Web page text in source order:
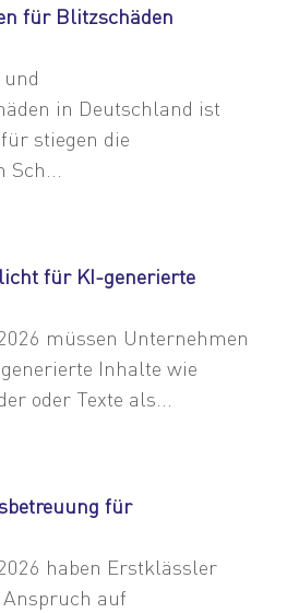
für Blitzschäden
in Deutschland ist
stiegen die
für KI-generierte
müssen Unternehmen
Inhalte wie
oder Texte als...
für
haben Erstklässler
auf